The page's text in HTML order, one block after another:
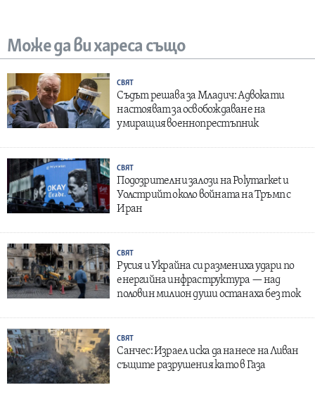
Може да ви хареса също
СВЯТ
Съдът решава за Младич: Адвокати
настояват за освобождаване на
умиращия военнопрестъпник
СВЯТ
Подозрителни залози на Polymarket и
Уолстрийт около войната на Тръмп с
Иран
СВЯТ
Русия и Украйна си размениха удари по
енергийна инфраструктура — над
половин милион души останаха без ток
СВЯТ
Санчес: Израел иска да нанесе на Ливан
същите разрушения като в Газа